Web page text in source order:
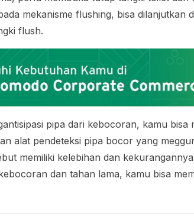
mekanismeflushing, bisa dilanjutkan
flush.
pipa dari kebocoran, kamu bisa
alat pendeteksi pipa bocor yang
memiliki kelebihan dan
dan tahan lama, kamu bisa